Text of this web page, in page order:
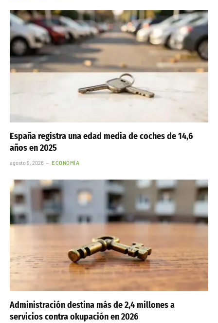
España registra una edad media de coches de 14,6
años en 2025
agosto 9, 2026 ECONOMÍA
Administración destina más de 2,4 millones a
servicios contra okupación en 2026